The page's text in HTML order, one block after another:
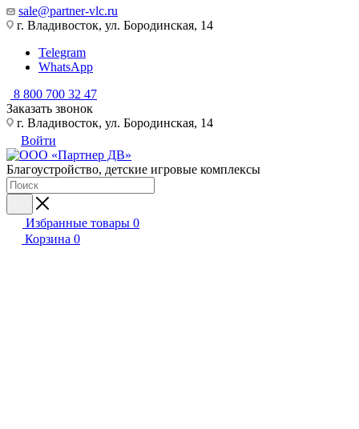
sale@partner-vlc.ru
г. Владивосток, ул. Бородинская, 14
Telegram
WhatsApp
8 800 700 32 47
Заказать звонок
г. Владивосток, ул. Бородинская, 14
Войти
Благоустройство, детские игровые комплексы
Избранные товары 0
Корзина 0